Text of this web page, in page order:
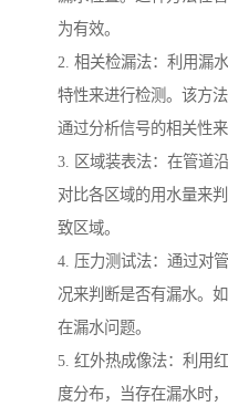
为有效。
2. 相关检漏法：利用漏
特性来进行检测。该方
通过分析信号的相关性来
3. 区域装表法：在管道
对比各区域的用水量来
致区域。
4. 压力测试法：通过对
况来判断是否有漏水。
在漏水问题。
5. 红外热成像法：利用
度分布，当存在漏水时